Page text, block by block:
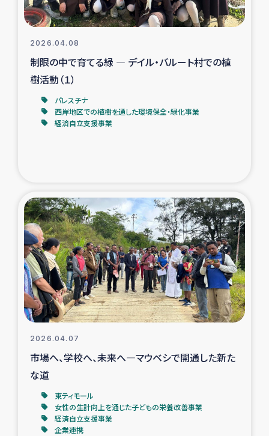
2026.04.08
制限の中で育てる緑 ― デイル・バルート村での植
樹活動（１）
パレスチナ
西岸地区での植樹を通した環境保全・緑化事業
経済自立支援事業
2026.04.07
市場へ、学校へ、未来へ―マウベシで開通した新た
な道
東ティモール
女性の生計向上を通じた子どもの栄養改善事業
経済自立支援事業
企業連携